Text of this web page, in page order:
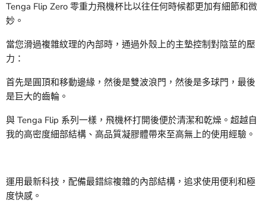
Tenga Flip Zero 零重力飛機杯比以往任何時候都更加有細節和微
妙。
當您滑過複雜紋理的內部時，通過外殼上的主墊控制對陰莖的壓
力：
首先是圓頂和移動邊緣，然後是雙波浪門，然後是多球門，最後
是巨大的齒輪。
與 Tenga Flip 系列一樣，飛機杯打開後便於清潔和乾燥。超越自
我的高密度細部結構、高品質凝膠體帶來至高無上的使用經驗。
運用最新科技，配備最錯綜複雜的內部結構，追求使用便利和極
度快感。